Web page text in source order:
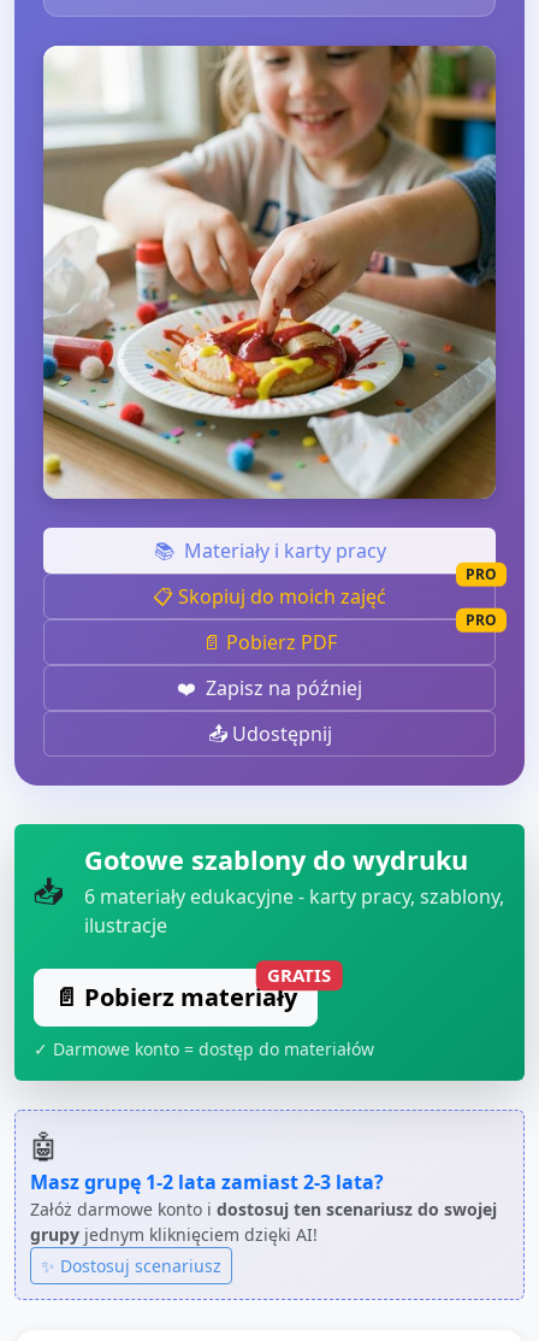
📚 Materiały i karty pracy
📋 Skopiuj do moich zajęć
PRO
📄 Pobierz PDF
PRO
❤️ Zapisz na później
📤 Udostępnij
📥
Gotowe szablony do wydruku
6 materiały edukacyjne - karty pracy, szablony,
ilustracje
📄 Pobierz materiały
GRATIS
✓ Darmowe konto = dostęp do materiałów
🤖
Masz grupę 1-2 lata zamiast2-3 lata?
Załóż darmowe konto i dostosuj ten scenariusz do swojej
grupy jednym kliknięciem dzięki AI!
✨ Dostosuj scenariusz